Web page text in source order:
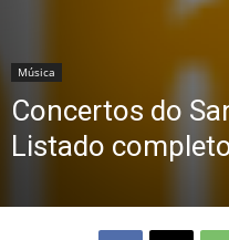
Música
Concertos do
Listado